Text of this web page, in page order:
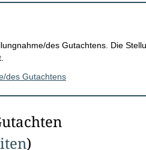
des Gutachtens. Die
des Gutachtens
)